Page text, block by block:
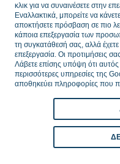
κλικ για να συναινέσετε στην
Εναλλακτικά, μπορείτε να
αποκτήσετε πρόσβαση σε πιο
κάποια επεξεργασία των
τη συγκατάθεσή σας, αλλά
επεξεργασία. Οι προτιμήσεις
Λάβετε επίσης υπόψη ότι
περισσότερες υπηρεσίες της
αποθηκεύει πληροφορίες που
στοιχείων τιμών και
παρεμβάσεις. Στόχος
καταναλωτή, η τήρηση
διασφάλιση
καταλήγει η
πρώτοι όλες τιςειδήσεις